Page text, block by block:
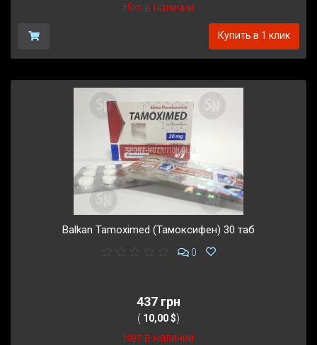
Нет в наличии
Купить в 1 клик
Balkan Tamoximed (Тамоксифен) 30 таб
0
437 грн
( 10,00 $)
Нет в наличии